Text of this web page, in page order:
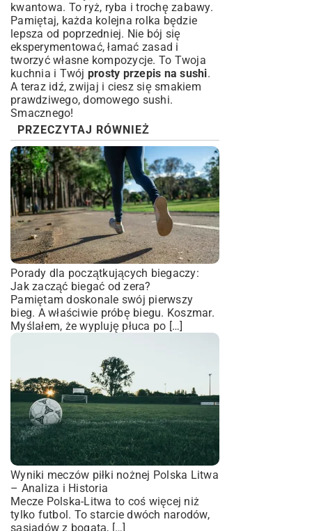
kwantowa. To ryż, ryba i trochę zabawy.
Pamiętaj, każda kolejna rolka będzie
lepsza od poprzedniej. Nie bój się
eksperymentować, łamać zasad i
tworzyć własne kompozycje. To Twoja
kuchnia i Twój prosty przepis na sushi.
A teraz idź, zwijaj i ciesz się smakiem
prawdziwego, domowego sushi.
Smacznego!
PRZECZYTAJ RÓWNIEŻ
Porady dla początkujących biegaczy:
Jak zacząć biegać od zera?
Pamiętam doskonale swój pierwszy
bieg. A właściwie próbę biegu. Koszmar.
Myślałem, że wypluję płuca po […]
Wyniki meczów piłki nożnej Polska Litwa
– Analiza i Historia
Mecze Polska-Litwa to coś więcej niż
tylko futbol. To starcie dwóch narodów,
sąsiadów z bogatą, […]